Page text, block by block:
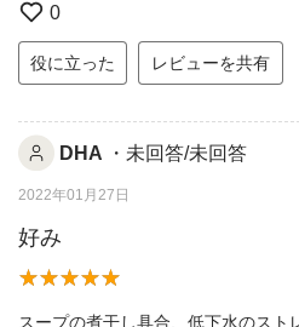
0
役に立った レビューを共有
DHA ・未回答/未回答
2022年01月27日
好み
スープの煮干し具合、低下水のスト